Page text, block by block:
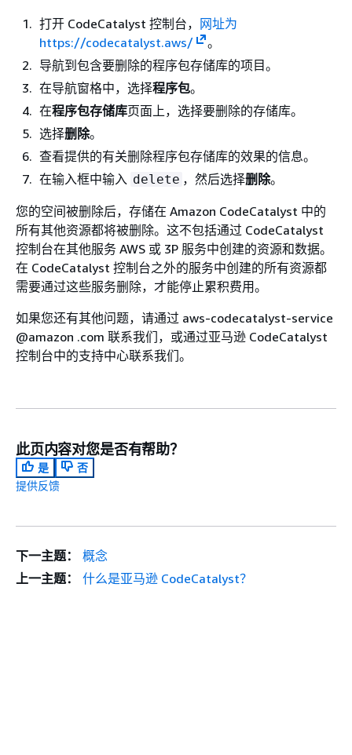
打开 CodeCatalyst 控制台， 网址为
https://codecatalyst.aws/
。
导航到包含要删除的程序包存储库的项目。
在导航窗格中，选择程序包。
在程序包存储库页面上，选择要删除的存储库。
选择删除。
查看提供的有关删除程序包存储库的效果的信息。
在输入框中输入 delete ，然后选择删除。
您的空间被删除后，存储在 Amazon CodeCatalyst 中的
所有其他资源都将被删除。这不包括通过 CodeCatalyst
控制台在其他服务 AWS 或 3P 服务中创建的资源和数据。
在 CodeCatalyst 控制台之外的服务中创建的所有资源都
需要通过这些服务删除，才能停止累积费用。
如果您还有其他问题，请通过 aws-codecatalyst-service
@amazon .com 联系我们，或通过亚马逊 CodeCatalyst
控制台中的支持中心联系我们。
此页内容对您是否有帮助？
是
否
提供反馈
下一主题：
概念
上一主题：
什么是亚马逊 CodeCatalyst？